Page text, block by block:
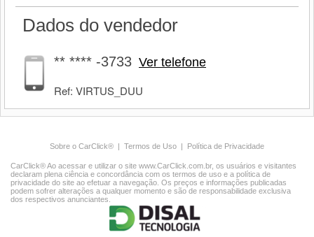
Dados do vendedor
** **** -3733 Ver telefone
Ref: VIRTUS_DUU
Sobre o CarClick® Termos de Uso Política de Privacidade
CarClick® Ao acessar e utilizar o site www.CarClick.com.br, os usuários e visitantes
declaram plena ciência e concordância com os termos de uso e a política de
privacidade do site ao efetuar a navegação. Os preços e informações publicadas
podem sofrer alterações a qualquer momento e são de responsabilidade exclusiva
dos respectivos anunciantes.